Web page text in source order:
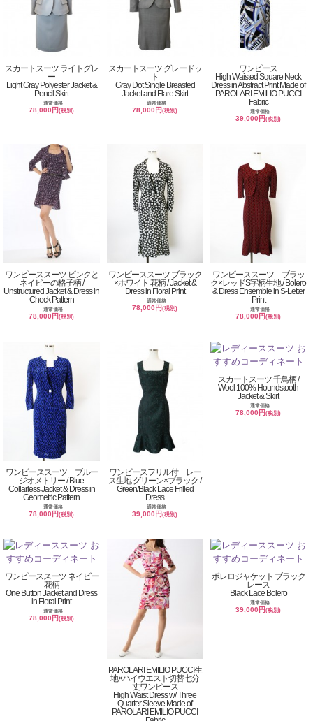
スカートスーツ ライトグレ
ー
Light Gray Polyester Jacket &
Pencil Skirt
通常価格
78,000円(税別)
スカートスーツ グレードッ
ト
Gray Dot Single Breasted
Jacket and Flare Skirt
通常価格
78,000円(税別)
ワンピース
High Waisted Square Neck
Dress in Abstract Print Made of
PAROLARI EMILIO PUCCI
Fabric
通常価格
39,000円(税別)
ワンピーススーツ ピンクと
ネイビーの格子柄 /
Unstructured Jacket & Dress in
Check Pattern
通常価格
78,000円(税別)
ワンピーススーツ ブラック
×ホワイト 花柄 / Jacket &
Dress in Floral Print
通常価格
78,000円(税別)
ワンピーススーツ ブラッ
ク×レッドS字柄生地 / Bolero
& Dress Ensemble in S-Letter
Print
通常価格
78,000円(税別)
ワンピーススーツ ブルー
ジオメトリー / Blue
Collarless Jacket & Dress in
Geometric Pattern
通常価格
78,000円(税別)
ワンピースフリル付 レー
ス生地 グリーン×ブラック /
Green/Black Lace Frilled
Dress
通常価格
39,000円(税別)
スカートスーツ 千鳥柄 /
Wool 100% Houndstooth
Jacket & Skirt
通常価格
78,000円(税別)
ワンピーススーツ ネイビー
花柄
One Button Jacket and Dress
in Floral Print
通常価格
78,000円(税別)
PAROLARI EMILIO PUCCI生
地×ハイウエスト切替七分
丈ワンピース
High Waist Dress w/ Three
Quarter Sleeve Made of
PAROLARI EMILIO PUCCI
ボレロジャケット ブラック
レース
Black Lace Bolero
通常価格
39,000円(税別)